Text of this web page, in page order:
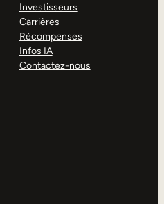
Investisseurs
Carrières
Récompenses
Infos IA
Contactez-nous